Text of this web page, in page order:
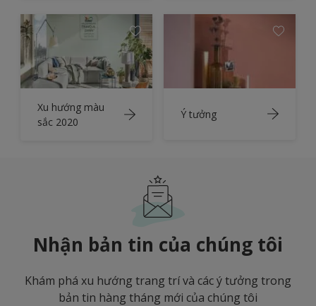
Xu hướng màu
sắc 2020
Ý tưởng
Nhận bản tin của chúng tôi
Khám phá xu hướng trang trí và các ý tưởng trong
bản tin hàng tháng mới của chúng tôi